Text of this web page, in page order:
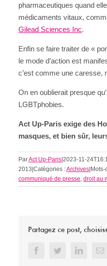
pharmaceutiques quand
médicaments vitaux,
Gilead Sciences Inc.
Enfin se faire traiter de «
le mode d’action est
c’est comme une caresse,
On en oublierait presque
LGBTphobies.
Act Up-Paris exige des
masques, et bien sûr,
ParAct Up-Paris|2023-11-
2013|Catégories :Archives|Mots-
communiqué de presse droit au
Partagez ce post,
FacebookTwitterLinkedIn